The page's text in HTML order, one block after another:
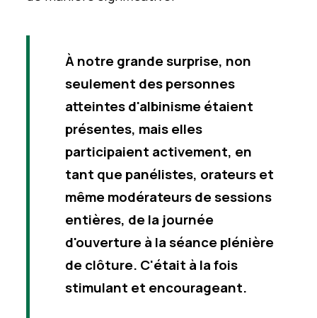
À notre grande surprise, non
seulement des personnes
atteintes d'albinisme étaient
présentes, mais elles
participaient activement, en
tant que panélistes, orateurs et
même modérateurs de sessions
entières, de la journée
d'ouverture à la séance plénière
de clôture. C'était à la fois
stimulant et encourageant.